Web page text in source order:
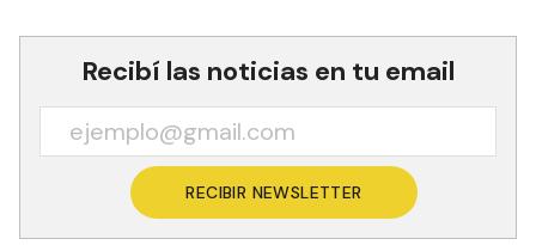
Recibí las noticias en tu email
RECIBIR NEWSLETTER